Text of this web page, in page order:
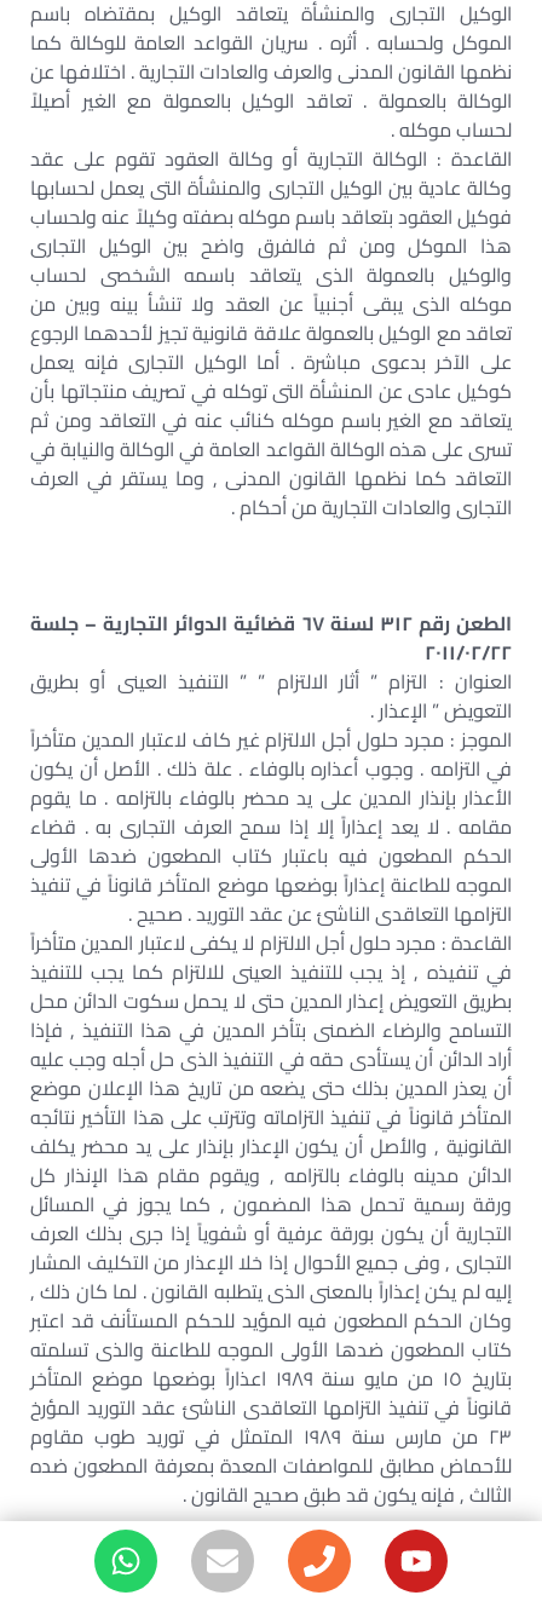
الوكيل التجارى والمنشأة يتعاقد الوكيل بمقتضاه باسم
الموكل ولحسابه . أثره . سريان القواعد العامة للوكالة كما
نظمها القانون المدنى والعرف والعادات التجارية . اختلافها عن
الوكالة بالعمولة . تعاقد الوكيل بالعمولة مع الغير أصيلاً
لحساب موكله .
القاعدة : الوكالة التجارية أو وكالة العقود تقوم على عقد
وكالة عادية بين الوكيل التجارى والمنشأة التى يعمل لحسابها
فوكيل العقود بتعاقد باسم موكله بصفته وكيلاً عنه ولحساب
هذا الموكل ومن ثم فالفرق واضح بين الوكيل التجارى
والوكيل بالعمولة الذى يتعاقد باسمه الشخصى لحساب
موكله الذى يبقى أجنبياً عن العقد ولا تنشأ بينه وبين من
تعاقد مع الوكيل بالعمولة علاقة قانونية تجيز لأحدهما الرجوع
على الآخر بدعوى مباشرة . أما الوكيل التجارى فإنه يعمل
كوكيل عادى عن المنشأة التى توكله في تصريف منتجاتها بأن
يتعاقد مع الغير باسم موكله كنائب عنه في التعاقد ومن ثم
تسرى على هذه الوكالة القواعد العامة في الوكالة والنيابة في
التعاقد كما نظمها القانون المدنى , وما يستقر في العرف
التجارى والعادات التجارية من أحكام .
الطعن رقم ٣١٢ لسنة ٦٧ قضائية الدوائر التجارية – جلسة
٢٠١١/٠٢/٢٢
العنوان : التزام ” أثار الالتزام ” ” التنفيذ العينى أو بطريق
التعويض ” الإعذار .
الموجز : مجرد حلول أجل الالتزام غير كاف لاعتبار المدين متأخراً
في التزامه . وجوب أعذاره بالوفاء . علة ذلك . الأصل أن يكون
الأعذار بإنذار المدين على يد محضر بالوفاء بالتزامه . ما يقوم
مقامه . لا يعد إعذاراً إلا إذا سمح العرف التجارى به . قضاء
الحكم المطعون فيه باعتبار كتاب المطعون ضدها الأولى
الموجه للطاعنة إعذاراً بوضعها موضع المتأخر قانوناً في تنفيذ
التزامها التعاقدى الناشئ عن عقد التوريد . صحيح .
القاعدة : مجرد حلول أجل الالتزام لا يكفى لاعتبار المدين متأخراً
في تنفيذه , إذ يجب للتنفيذ العينى للالتزام كما يجب للتنفيذ
بطريق التعويض إعذار المدين حتى لا يحمل سكوت الدائن محل
التسامح والرضاء الضمنى بتأخر المدين في هذا التنفيذ , فإذا
أراد الدائن أن يستأدى حقه في التنفيذ الذى حل أجله وجب عليه
أن يعذر المدين بذلك حتى يضعه من تاريخ هذا الإعلان موضع
المتأخر قانوناً في تنفيذ التزاماته وتترتب على هذا التأخير نتائجه
القانونية , والأصل أن يكون الإعذار بإنذار على يد محضر يكلف
الدائن مدينه بالوفاء بالتزامه , ويقوم مقام هذا الإنذار كل
ورقة رسمية تحمل هذا المضمون , كما يجوز في المسائل
التجارية أن يكون بورقة عرفية أو شفوياً إذا جرى بذلك العرف
التجارى , وفى جميع الأحوال إذا خلا الإعذار من التكليف المشار
إليه لم يكن إعذاراً بالمعنى الذى يتطلبه القانون . لما كان ذلك ,
وكان الحكم المطعون فيه المؤيد للحكم المستأنف قد اعتبر
كتاب المطعون ضدها الأولى الموجه للطاعنة والذى تسلمته
بتاريخ ١٥ من مايو سنة ١٩٨٩ اعذاراً بوضعها موضع المتأخر
قانوناً في تنفيذ التزامها التعاقدى الناشئ عقد التوريد المؤرخ
٢٣ من مارس سنة ١٩٨٩ المتمثل في توريد طوب مقاوم
للأحماض مطابق للمواصفات المعدة بمعرفة المطعون ضده
الثالث , فإنه يكون قد طبق صحيح القانون .